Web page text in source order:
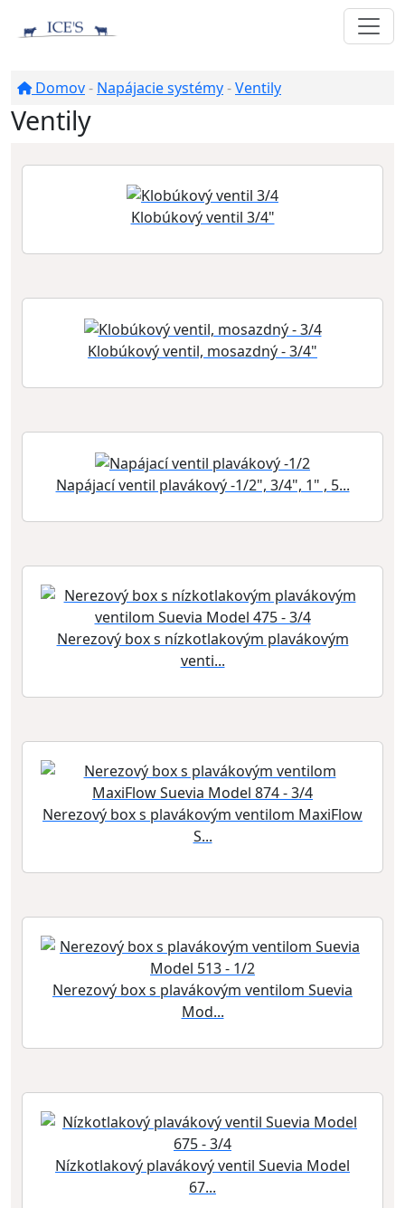
Domov- Napájacie systémy-Ventily
Ventily
Klobúkový ventil 3/4"
Klobúkový ventil, mosazdný - 3/4"
Napájací ventil plavákový -1/2", 3/4", 1" , 5...
Nerezový box s nízkotlakovým plavákovým
venti...
Nerezový box s plavákovým ventilom MaxiFlow
S...
Nerezový box s plavákovým ventilom Suevia
Mod...
Nízkotlakový plavákový ventil Suevia Model
67...